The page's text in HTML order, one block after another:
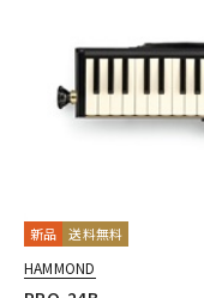
新品 送料無料
HAMMOND